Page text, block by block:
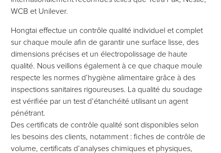
WCB et Unilever.
Hongtai effectue un contrôle qualité individuel et complet
sur chaque moule afin de garantir une surface lisse, des
dimensions précises et un électropolissage de haute
qualité. Nous veillons également à ce que chaque moule
respecte les normes d’hygiène alimentaire grâce à des
inspections sanitaires rigoureuses. La qualité du soudage
est vérifiée par un test d’étanchéité utilisant un agent
pénétrant.
Des certificats de contrôle qualité sont disponibles selon
les besoins des clients, notamment : fiches de contrôle de
volume, certificats d’analyses chimiques et physiques,